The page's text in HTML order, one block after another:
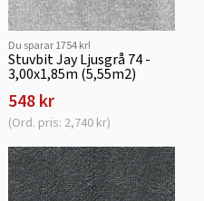
Du sparar 1754 kr!
Stuvbit Jay Ljusgrå 74 -
3,00x1,85m (5,55m2)
548 kr
(Ord. pris: 2,740 kr)